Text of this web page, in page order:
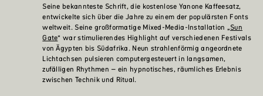
Seine bekannteste Schrift, die kostenlose Yanone Kaffeesatz,
entwickelte sich über die Jahre zu einem der populärsten Fonts
weltweit. Seine großformatige Mixed-Media-Installation „Sun
Gate“ war stimulierendes Highlight auf verschiedenen Festivals
von Ägypten bis Südafrika. Neun strahlenförmig angeordnete
Lichtachsen pulsieren computergesteuert in langsamen,
zufälligen Rhythmen – ein hypnotisches, räumliches Erlebnis
zwischen Technik und Ritual.